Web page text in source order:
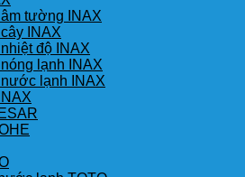
tường INAX
INAX
độ INAX
lạnh INAX
lạnh INAX